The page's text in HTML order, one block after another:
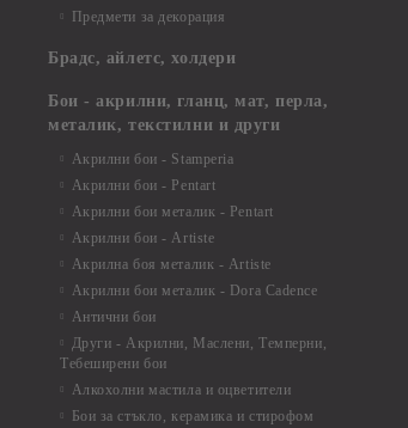
Предмети за декорация
Брадс, айлетс, холдери
Бои - акрилни, гланц, мат, перла,
металик, текстилни и други
Акрилни бои - Stamperia
Акрилни бои - Pentart
Акрилни бои металик - Pentart
Акрилни бои - Artiste
Акрилна боя металик - Artiste
Акрилни бои металик - Dora Cadence
Антични бои
Други - Акрилни, Маслени, Темперни,
Тебеширени бои
Алкохолни мастила и оцветители
Бои за стъкло, керамика и стирофом